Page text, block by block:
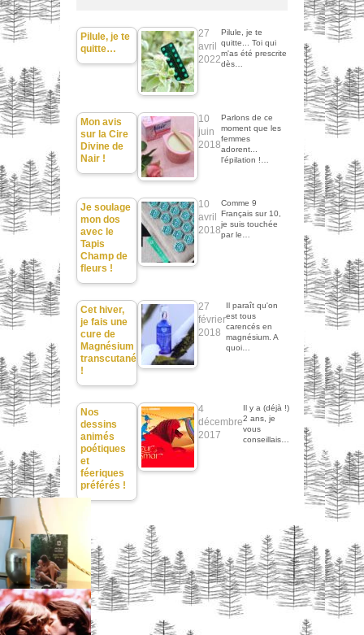
Pilule, je te
quitte…
27
avril
2022
Pilule, je te
quitte... Toi qui
m'as été prescrite
dès…
Mon avis
sur la Cire
Divine de
Nair !
10
juin
2018
Parlons de ce
moment que les
femmes
adorent...
l'épilation !…
Je soulage
mon dos
avec le
Tapis
Champ de
fleurs !
10
avril
2018
Comme 9
Français sur 10,
je suis touchée
par le…
Cet hiver,
je fais une
cure de
Magnésium
transcutané
!
27
février
2018
Il paraît qu'on
est tous
carencés en
magnésium. A
quoi…
Nos
dessins
animés
poétiques
et
féeriques
préférés !
4
décembre
2017
Il y a (déjà !)
2 ans, je
vous
conseillais…